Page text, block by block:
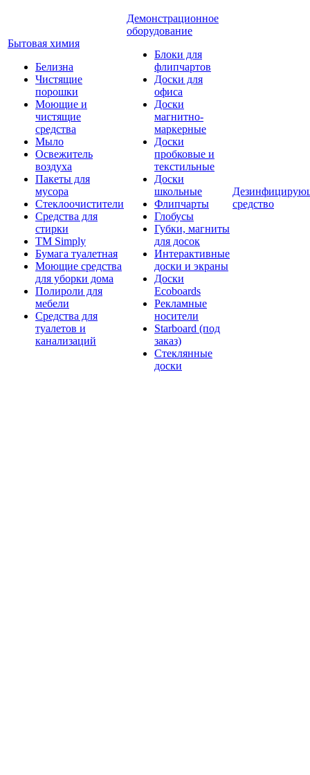
Бытовая химия
Белизна
Чистящие
порошки
Моющие и
чистящие
средства
Мыло
Освежитель
воздуха
Пакеты для
мусора
Стеклоочистители
Средства для
стирки
TM Simply
Бумага туалетная
Моющие средства
для уборки дома
Полироли для
мебели
Средства для
туалетов и
канализаций
Демонстрационное
оборудование
Блоки для
флипчартов
Доски для
офиса
Доски
магнитно-
маркерные
Доски
пробковые и
текстильные
Доски
школьные
Флипчарты
Глобусы
Губки, магниты
для досок
Интерактивные
доски и экраны
Доски
Ecoboards
Рекламные
носители
Starboard (под
заказ)
Стеклянные
доски
средство